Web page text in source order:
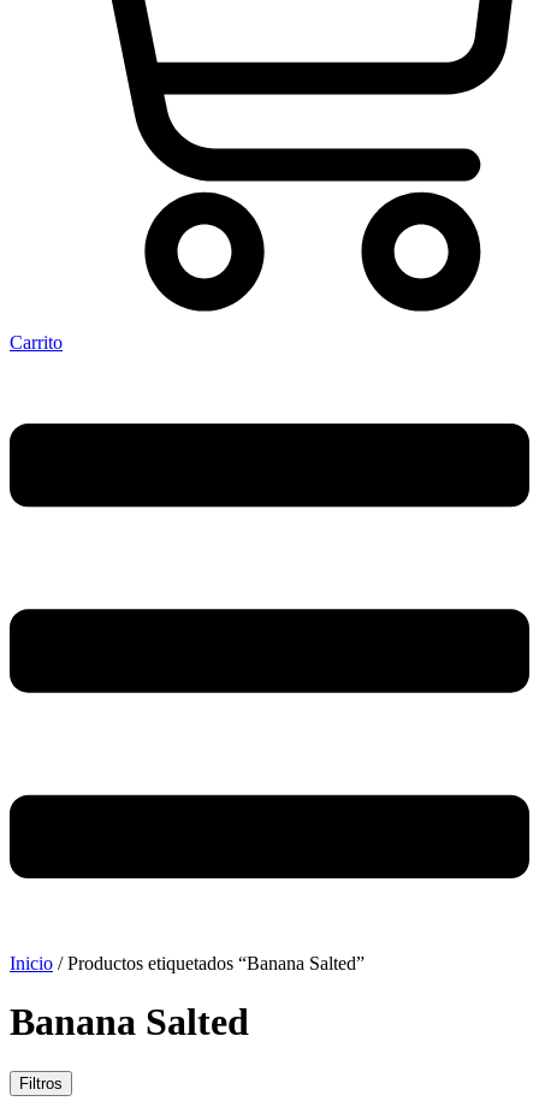
Carrito
Inicio / Productos etiquetados “Banana Salted”
Banana Salted
Filtros